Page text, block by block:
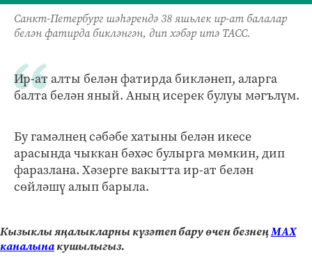
Санкт-Петербург шәһәрендә 38 яшьлек ир-ат балалар
белән фатирда бикләнгән, дип хәбәр итә ТАСС.
Ир-ат алты белән фатирда бикләнеп, аларга
балта белән яный. Аның исерек булуы мәгълүм.
Бу гамәлнең сәбәбе хатыны белән икесе
арасында чыккан бәхәс булырга мөмкин, дип
фаразлана. Хәзерге вакытта ир-ат белән
сөйләшү алып барыла.
Кызыклы яңалыкларны күзәтеп бару өчен безнеңМАХ
каналынакушылыгыз.